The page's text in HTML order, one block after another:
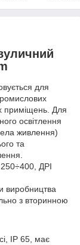
для
приміщень. Для
освітлення
живлення)
та
ДРІ
виробництва
з вторинною
IP 65, має